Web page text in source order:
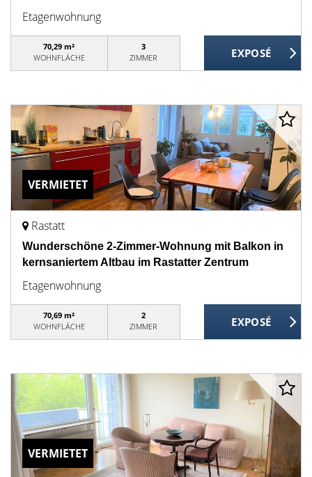
Etagenwohnung
70,29 m²
WOHNFLÄCHE
3
ZIMMER
VERMIETET
Rastatt
Wunderschöne 2-Zimmer-Wohnung mit Balkon in
kernsaniertem Altbau im Rastatter Zentrum
Etagenwohnung
70,69 m²
WOHNFLÄCHE
2
ZIMMER
VERMIETET